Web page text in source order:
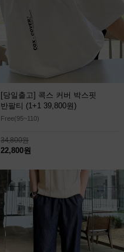
[당일출고] 콕스 커버 박스핏
반팔티 (1+1 39,800원)
Free(95~110)
34,800원
22,800원